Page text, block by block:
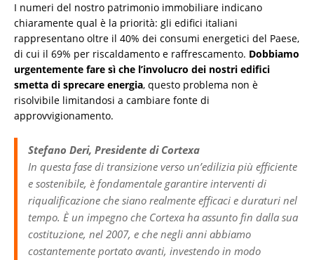
I numeri del nostro patrimonio immobiliare indicano
chiaramente qual è la priorità: gli edifici italiani
rappresentano oltre il 40% dei consumi energetici del Paese,
di cui il 69% per riscaldamento e raffrescamento. Dobbiamo
urgentemente fare sì che l’involucro dei nostri edifici
smetta di sprecare energia, questo problema non è
risolvibile limitandosi a cambiare fonte di
approvvigionamento.
Stefano Deri, Presidente di Cortexa
In questa fase di transizione verso un’edilizia più efficiente
e sostenibile, è fondamentale garantire interventi di
riqualificazione che siano realmente efficaci e duraturi nel
tempo. È un impegno che Cortexa ha assunto fin dalla sua
costituzione, nel 2007, e che negli anni abbiamo
costantemente portato avanti, investendo in modo